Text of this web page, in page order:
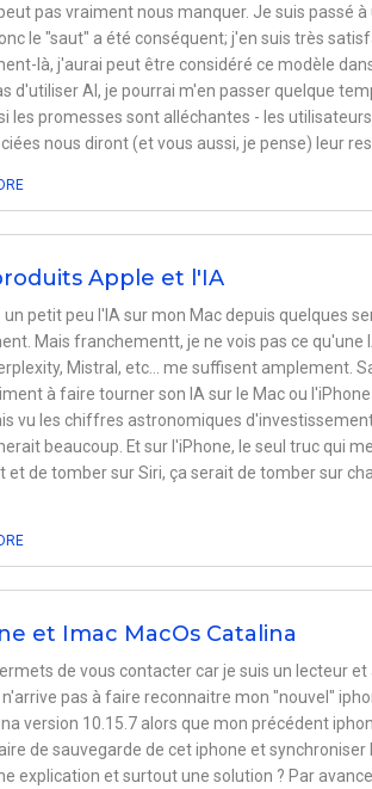
pas vraiment nous manquer. Je suis passé
le "saut" a été conséquent; j'en suis très
là, j'aurai peut être considéré ce modèle
d'utiliser AI, je pourrai m'en passer quelque
les promesses sont alléchantes - les
nous diront (et vous aussi, je pense) leur
Apple et l'IA
un petit peu l'IA sur mon Mac depuis quelques
Mais franchementt, je ne vois pas ce
Mistral, etc... me suffisent amplement.
à faire tourner son IA sur le Mac ou
vu les chiffres astronomiques
beaucoup. Et sur l'iPhone, le seul truc qui
et de tomber sur Siri, ça serait de tomber sur
et Imac MacOs Catalina
de vous contacter car je suis un lecteur
pas à faire reconnaitre mon "nouvel"
version 10.15.7 alors que mon précédent
de sauvegarde de cet iphone et
explication et surtout une solution ? Par